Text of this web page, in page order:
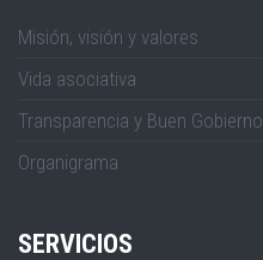
Misión, visión y valores
Vida asociativa
Transparencia y Buen Gobierno
Organigrama
SERVICIOS